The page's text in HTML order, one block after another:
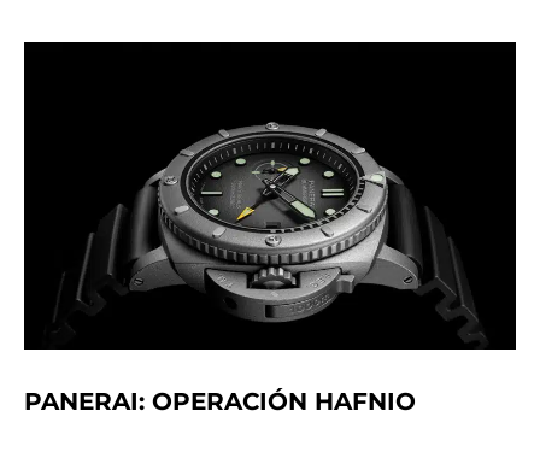
PANERAI: OPERACIÓN HAFNIO